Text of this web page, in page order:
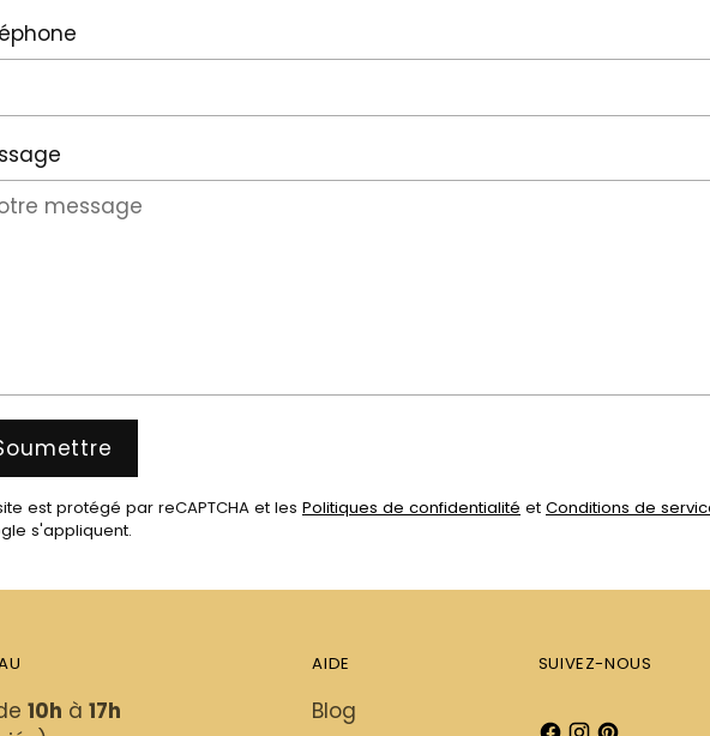
est protégé par reCAPTCHA et les Politiques de confidentialité et Conditions de
s'appliquent.
10h à 17h
AIDE
Blog
SUIVEZ-NOUS